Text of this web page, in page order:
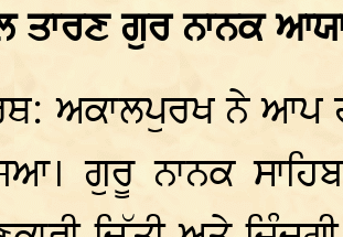
ਤਾਰਣ ਗੁਰ ਨਾਨਕ
ਅਕਾਲਪੁਰਖ ਨੇ ਆਪ
ਗੁਰੂ ਨਾਨਕ